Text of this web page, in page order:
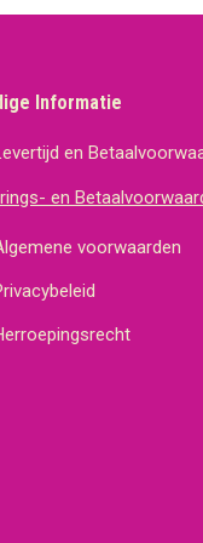
Informatie
en
en
voorwaarden